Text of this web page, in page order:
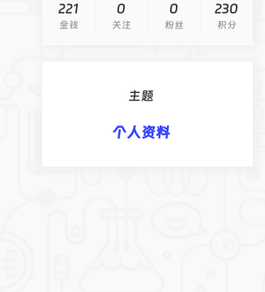
221
金钱
0
关注
0
粉丝
230
积分
主题
个人资料